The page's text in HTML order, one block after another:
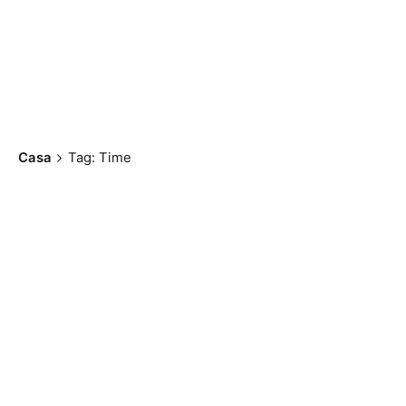
Casa Tag: Time